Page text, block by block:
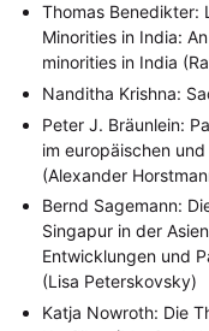
NEWS ASIEN
ANGEBOTE
ANTRAG AUF EINEN SMALL
Thomas Benedikter:
Minorities in India:
minorities in India
Nanditha Krishna:
Peter J. Bräunlein:
im europäischen
(Alexander
Bernd Sagemann:
Singapur in der
Entwicklungen und
(Lisa Peterskovsky)
Katja Nowroth: Die